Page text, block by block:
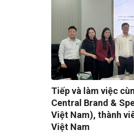
Tiếp và làm việc
Central Brand &
Việt Nam), thành
Việt Nam